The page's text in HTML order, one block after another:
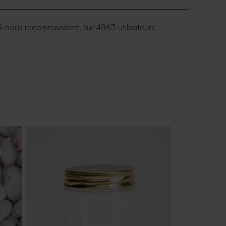
nous recommandent, sur 4863 utilisateurs.